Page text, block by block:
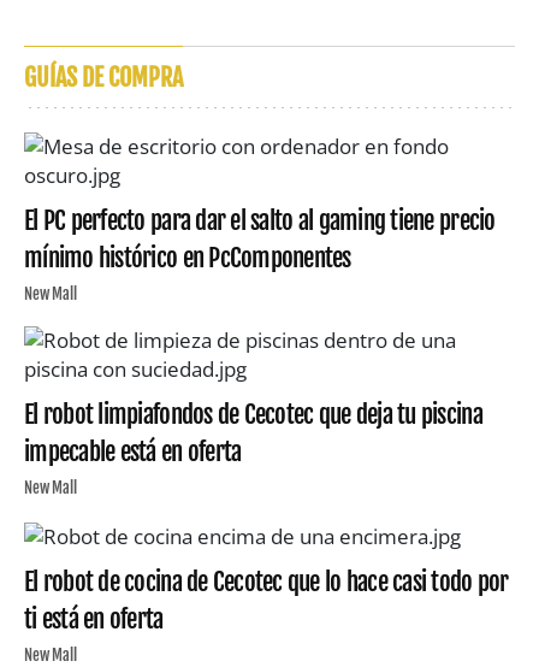
GUÍAS DE COMPRA
El PC perfecto para dar el salto al gaming tiene precio
mínimo histórico en PcComponentes
New Mall
El robot limpiafondos de Cecotec que deja tu piscina
impecable está en oferta
New Mall
El robot de cocina de Cecotec que lo hace casi todo por
ti está en oferta
New Mall